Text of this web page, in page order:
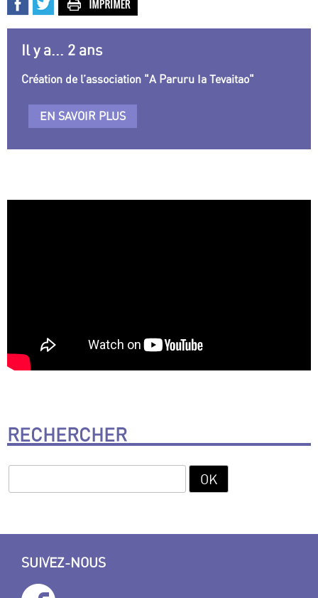
Il y a... 2 ans
Création de l’association "A Paruru Ia Tevaitao"
EN SAVOIR PLUS
RECHERCHER
SUIVEZ-NOUS